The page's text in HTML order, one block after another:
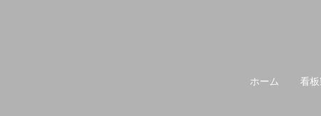
ホーム 看